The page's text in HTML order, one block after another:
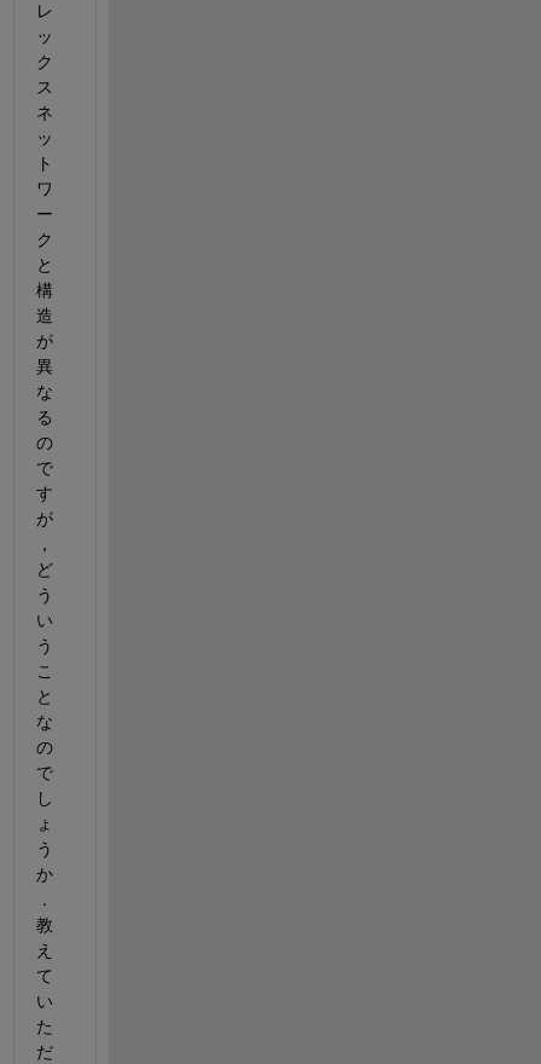
レ
ッ
ク
ス
ネ
ッ
ト
ワ
ー
ク
と
構
造
が
異
な
る
の
で
す
が
，
ど
う
い
う
こ
と
な
の
で
し
ょ
う
か
．
教
え
て
い
た
だ